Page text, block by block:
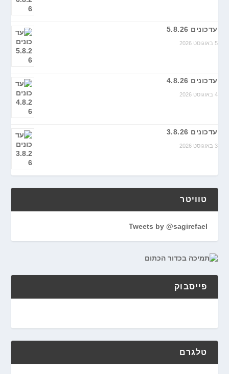
עדכונים 5.8.26
5 באוגוסט 2026
עדכונים 4.8.26
4 באוגוסט 2026
עדכונים 3.8.26
3 באוגוסט 2026
טוויטר
Tweets by @sagirefael
פייסבוק
טלגרם